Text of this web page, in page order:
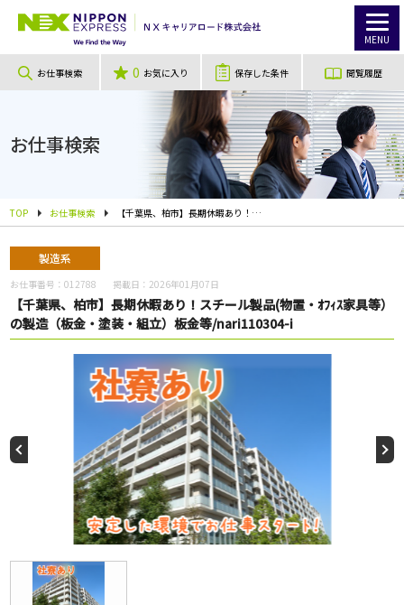
MENU
お仕事検索 0 お気に入り 保存した条件 閲覧履歴
お仕事検索
TOP お仕事検索 【千葉県、柏市】長期休暇あり！スチール製品(物置・ｵﾌｨｽ家具等）の製造（板金・塗装・組立）板金等/nari110304-i
製造系
お仕事番号：012788 掲載日： 2026年01月07日
【千葉県、柏市】長期休暇あり！スチール製品(物置・ｵﾌｨｽ家具等）
の製造（板金・塗装・組立）板金等/nari110304-i